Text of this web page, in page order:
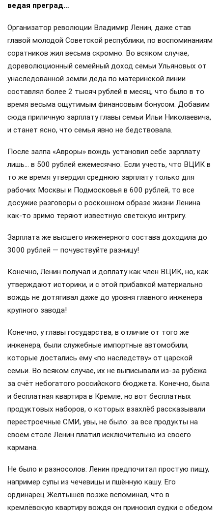
ведая преград…
Организатор революции Владимир Ленин, даже став
главой молодой Советской республики, по воспоминаниям
соратников жил весьма скромно. Во всяком случае,
дореволюционный семейный доход семьи Ульяновых от
унаследованной земли деда по материнской линии
составлял более 2 тысяч рублей в месяц, что было в то
время весьма ощутимым финансовым бонусом. Добавим
сюда приличную зарплату главы семьи Ильи Николаевича,
и станет ясно, что семья явно не бедствовала.
После залпа «Авроры» вождь установил себе зарплату
лишь… в 500 рублей ежемесячно. Если учесть, что ВЦИК в
то же время утвердил среднюю зарплату только для
рабочих Москвы и Подмосковья в 600 рублей, то все
досужие разговоры о роскошном образе жизни Ленина
как-то зримо теряют известную светскую интригу.
Зарплата же высшего инженерного состава доходила до
3000 рублей — почувствуйте разницу!
Конечно, Ленин получал и доплату как член ВЦИК, но, как
утверждают историки, и с этой прибавкой материально
вождь не дотягивал даже до уровня главного инженера
крупного завода!
Конечно, у главы государства, в отличие от того же
инженера, были служебные импортные автомобили,
которые достались ему «по наследству» от царской
семьи. Во всяком случае, их не выписывали из-за рубежа
за счёт небогатого российского бюджета. Конечно, была
и бесплатная квартира в Кремле, но вот бесплатных
продуктовых наборов, о которых взахлёб рассказывали
перестроечные СМИ, увы, не было: за все продукты на
своём столе Ленин платил исключительно из своего
кармана.
Не было и разносолов: Ленин предпочитал простую пищу,
например супы из чечевицы и пшённую кашу. Его
ординарец Желтышёв позже вспоминал, что в
кремлёвскую квартиру вождя он приносил судки с обедом